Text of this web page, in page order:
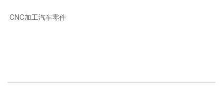
CNC加工汽车零件